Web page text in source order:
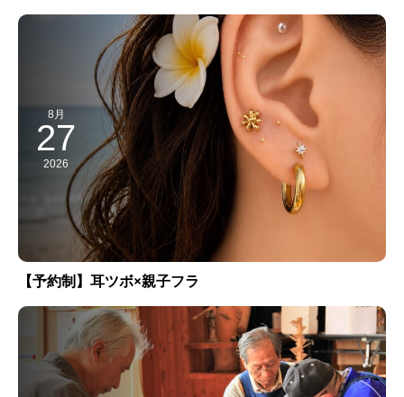
8月
27
2026
【予約制】耳ツボ×親子フラ